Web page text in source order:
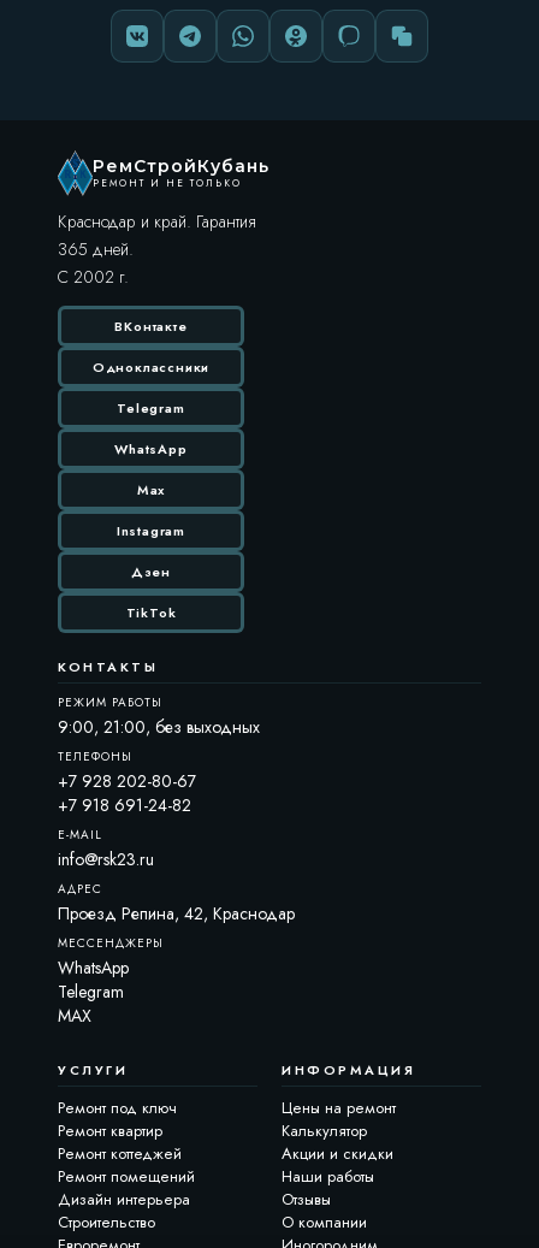
РемСтройКубань
РЕМОНТ И НЕ ТОЛЬКО
Краснодар и край. Гарантия
365 дней.
С 2002 г.
ВКонтакте
Одноклассники
Telegram
WhatsApp
Max
Instagram
Дзен
TikTok
КОНТАКТЫ
РЕЖИМ РАБОТЫ
9:00, 21:00, без выходных
ТЕЛЕФОНЫ
+7 928 202-80-67
+7 918 691-24-82
E-MAIL
info@rsk23.ru
АДРЕС
Проезд Репина, 42, Краснодар
МЕССЕНДЖЕРЫ
WhatsApp
Telegram
MAX
УСЛУГИ
Ремонт под ключ
Ремонт квартир
Ремонт коттеджей
Ремонт помещений
Дизайн интерьера
Строительство
ИНФОРМАЦИЯ
Цены на ремонт
Калькулятор
Акции и скидки
Наши работы
Отзывы
О компании
РСК23-ассистент
Чем я могу помочь?
💬
Частые вопросы
🕐
История диалогов